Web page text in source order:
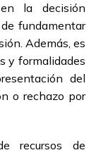
la decisión
fundamentar
Además, es
y formalidades
del
o rechazo por
recursos de